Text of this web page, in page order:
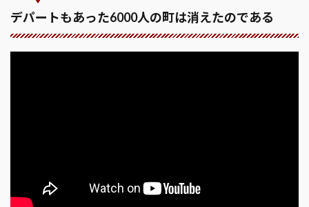
デパートもあった6000人の町は消えたのである